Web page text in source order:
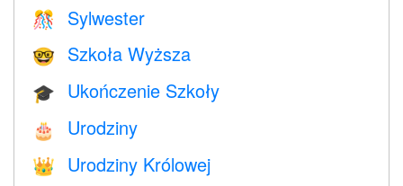
🎊 Sylwester
🤓 Szkoła Wyższa
🎓 Ukończenie Szkoły
🎂 Urodziny
👑 Urodziny Królowej